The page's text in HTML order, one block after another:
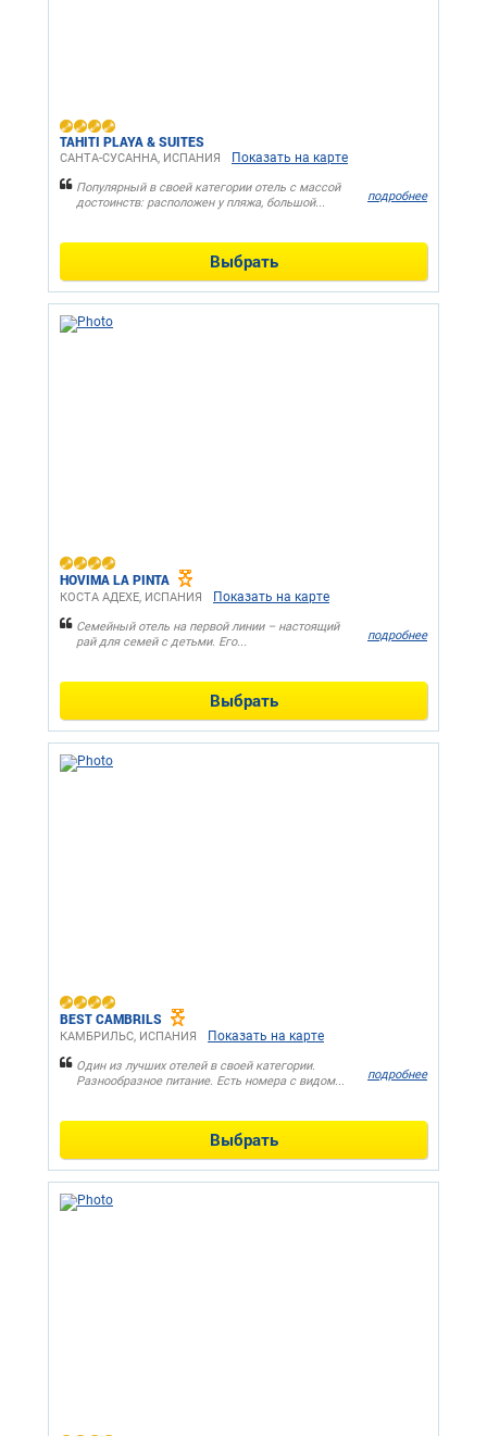
TAHITI PLAYA & SUITES
САНТА-СУСАННA, ИСПАНИЯ Показать на карте
Популярный в своей категории отель с массой
достоинств: расположен у пляжа, большой...
подробнее
Выбрать
HOVIMA LA PINTA
КОСТА АДЕХЕ, ИСПАНИЯ Показать на карте
Семейный отель на первой линии – настоящий
рай для семей с детьми. Его...
подробнее
Выбрать
BEST CAMBRILS
КАМБРИЛЬС, ИСПАНИЯ Показать на карте
Один из лучших отелей в своей категории.
Разнообразное питание. Есть номера с видом...
подробнее
Выбрать